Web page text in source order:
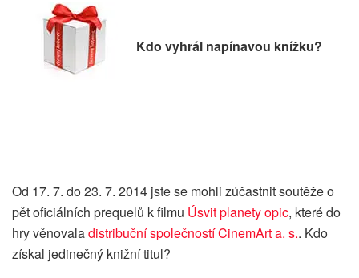
Kdo vyhrál napínavou knížku?
Od 17. 7. do 23. 7. 2014 jste se mohli zúčastnit soutěže o
pět oficiálních prequelů k filmu Úsvit planety opic, které do
hry věnovaladistribuční společností CinemArt a. s.. Kdo
získal jedinečný knižní titul?